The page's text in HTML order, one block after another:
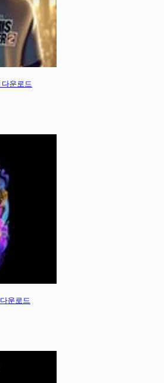
다운로드
다운로드